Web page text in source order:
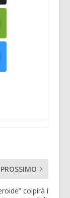
PROSSIMO
colpirà i